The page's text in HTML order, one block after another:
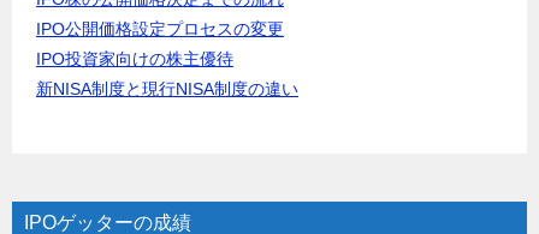
IPO公開価格設定プロセスの変更
IPO投資家向けの株主優待
新NISA制度と現行NISA制度の違い
IPOゲッターの成績